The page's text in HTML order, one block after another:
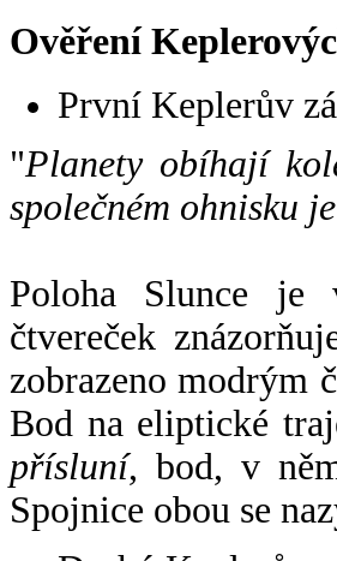
Ověření
První Keplerův
"Planety obíhají
společném ohnisku
Poloha Slunce je
čtvereček
zobrazeno modrým
Bod na eliptické
přísluní, bod, v
Spojnice obou se